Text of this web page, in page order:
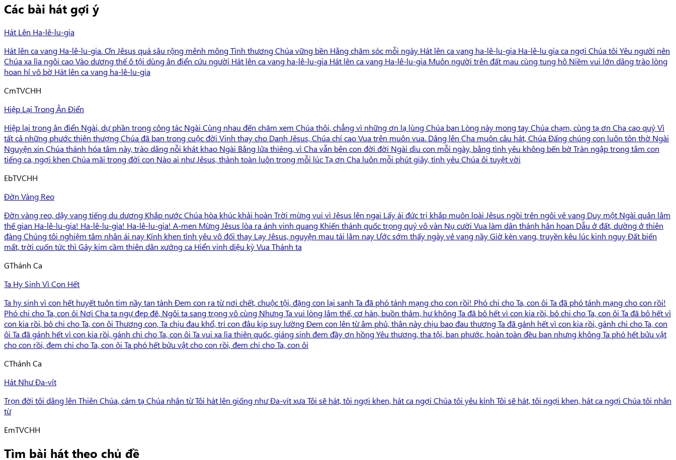
Các bài hát gợi ý
Hát Lên Ha-lê-lu-gia
Hát lên ca vang Ha-lê-lu-gia. Ơn Jêsus quá sâu rộng mênh mông Tình thương Chúa vững bền Hằng chăm sóc mỗi ngày Hát lên ca vang ha-lê-lu-gia Ha-lê-lu gia ca ngợi Chúa tôi Yêu người nên
Chúa xa lìa ngôi cao Vào dương thế ô tội dùng ân điển cứu người Hát lên ca vang ha-lê-lu-gia Hát lên ca vang Ha-lê-lu-gia Muôn người trên đất mau cùng tung hô Niềm vui lớn dâng trào lòng
hoan hỉ vô bờ Hát lên ca vang ha-lê-lu-gia
CmTVCHH
Hiệp Lại Trong Ân Điển
Hiệp lại trong ân điển Ngài, dự phần trong công tác Ngài Cùng nhau đến chăm xem Chúa thôi, chẳng vì những ơn lạ lùng Chúa ban Lòng này mong tay Chúa chạm, cùng tạ ơn Cha cao quý Vì
tất cả những phước thiên thượng Chúa đã ban trong cuộc đời Vinh thay cho Danh Jêsus, Chúa chí cao Vua trên muôn vua. Dâng lên Cha muôn câu hát, Chúa Đấng chúng con luôn tôn thờ Ngài
Nguyện xin Chúa thánh hóa tâm này, trào dâng nỗi khát khao Ngài Bằng lửa thiêng, vì Cha vẫn bên con đời đời Ngài dìu con mỗi ngày, bằng tình yêu không bến bờ Tràn ngập trong tâm con
tiếng ca, ngợi khen Chúa mãi trong đời con Nào ai như Jêsus, thành toàn luôn trong mỗi lúc Tạ ơn Cha luôn mỗi phút giây, tình yêu Chúa ôi tuyệt vời
EbTVCHH
Đờn Vàng Reo
Đờn vàng reo, dậy vang tiếng du dương Khắp nước Chúa hòa khúc khải hoàn Trời mừng vui vì Jêsus lên ngai Lấy ái đức trị khắp muôn loài Jêsus ngồi trên ngôi vẻ vang Duy một Ngài quân lâm
thế gian Ha-lê-lu-gia! Ha-lê-lu-gia! Ha-lê-lu-gia! A-men Mừng Jêsus lòa ra ánh vinh quang Khiến thánh quốc trọng quý vô vàn Nụ cười Vua làm dân thánh hân hoan Dẫu ở đất, dường ở thiên
đàng Chúng tôi nghiệm tâm nhân ái nay Kính khen tình yêu vô đối thay Lạy Jêsus, nguyện mau tái lâm nay Ước sớm thấy ngày vẻ vang nầy Giờ kèn vang, truyền kêu lúc kinh nguy Đất biến
mất, trời cuốn tức thì Gảy kim cầm thiên dân xướng ca Hiển vinh diệu kỳ Vua Thánh ta
GThánh Ca
Ta Hy Sinh Vì Con Hết
Ta hy sinh vì con hết huyết tuôn tim nầy tan tành Ðem con ra từ nơi chết, chuộc tội, đặng con lại sanh Ta đã phó tánh mạng cho con rồi! Phó chi cho Ta, con ôi Ta đã phó tánh mạng cho con rồi!
Phó chi cho Ta, con ôi Nơi Cha ta ngự đẹp đẽ, Ngôi ta sang trọng vô cùng Nhưng Ta vui lòng lâm thế, cơ hàn, buồn thảm, hư không Ta đã bỏ hết vì con kia rồi, bỏ chi cho Ta, con ôi Ta đã bỏ hết vì
con kia rồi, bỏ chi cho Ta, con ôi Thương con, Ta chịu đau khổ, trí con đâu kịp suy lường Đem con lên từ âm phủ, thân này chịu bao đau thương Ta đã gánh hết vì con kia rồi, gánh chi cho Ta, con
ôi Ta đã gánh hết vì con kia rồi, gánh chi cho Ta, con ôi Ta vui xa lìa thiên quốc, giáng sinh đem đầy ơn hồng Yêu thương, tha tội, ban phước, hoàn toàn đều ban nhưng không Ta phó hết bửu vật
cho con rồi, đem chi cho Ta, con ôi Ta phó hết bửu vật cho con rồi, đem chi cho Ta, con ôi
CThánh Ca
Hát Như Đa-vít
Trọn đời tôi dâng lên Thiên Chúa, cảm tạ Chúa nhân từ Tôi hát lên giống như Đa-vít xưa Tôi sẽ hát, tôi ngợi khen, hát ca ngợi Chúa tôi yêu kính Tôi sẽ hát, tôi ngợi khen, hát ca ngợi Chúa tôi nhân
từ
EmTVCHH
Tìm bài hát theo chủ đề